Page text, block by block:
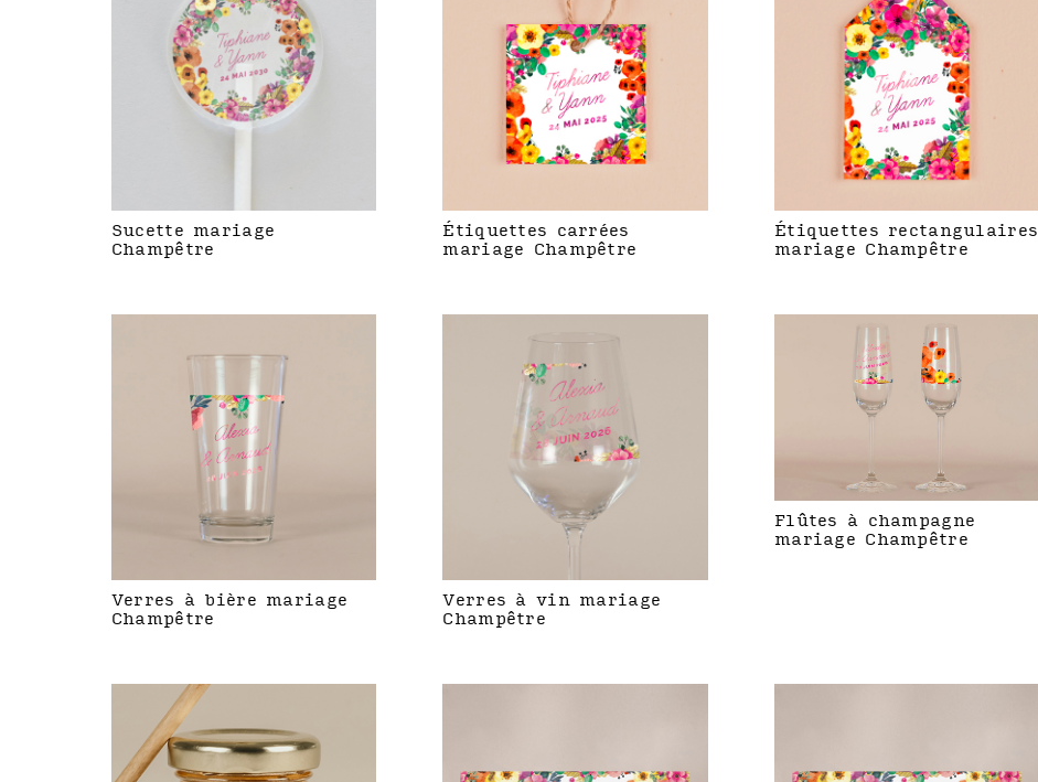
Sucette mariage
Champêtre
Étiquettes carrées
mariage Champêtre
Étiquettes rectangulaires
mariage Champêtre
Verres à bière mariage
Champêtre
Verres à vin mariage
Champêtre
Flûtes à champagne
mariage Champêtre